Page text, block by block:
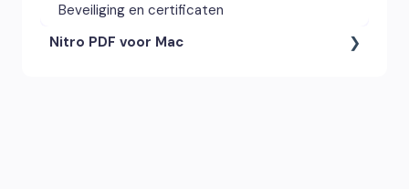
Beveiliging en certificaten
Nitro PDF voor Mac